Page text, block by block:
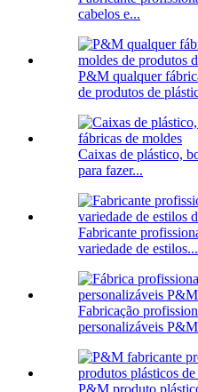
cabelos e...
P&M qualquer
de produtos de
Caixas de plástico,
para fazer...
Fabricante
variedade de estilos...
Fabricação
personalizáveis